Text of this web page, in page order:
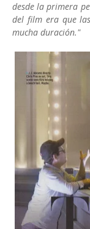
desde la primera
del film era que
mucha duración."